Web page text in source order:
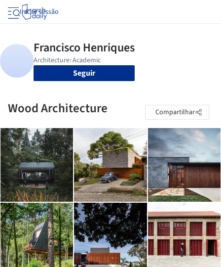
Iniciar sessão
Seguir
Wood Architecture Compartilhar